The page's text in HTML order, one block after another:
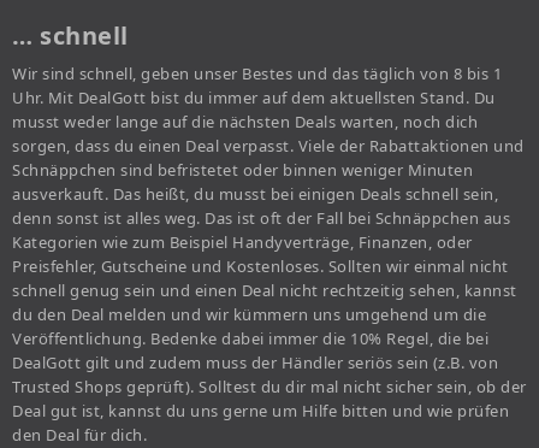
… schnell
Wir sind schnell, geben unser Bestes und das täglich von 8 bis 1
Uhr. Mit DealGott bist du immer auf dem aktuellsten Stand. Du
musst weder lange auf die nächsten Deals warten, noch dich
sorgen, dass du einen Deal verpasst. Viele der Rabattaktionen und
Schnäppchen sind befristetet oder binnen weniger Minuten
ausverkauft. Das heißt, du musst bei einigen Deals schnell sein,
denn sonst ist alles weg. Das ist oft der Fall bei Schnäppchen aus
Kategorien wie zum Beispiel Handyverträge, Finanzen, oder
Preisfehler, Gutscheine und Kostenloses. Sollten wir einmal nicht
schnell genug sein und einen Deal nicht rechtzeitig sehen, kannst
du den Deal melden und wir kümmern uns umgehend um die
Veröffentlichung. Bedenke dabei immer die 10% Regel, die bei
DealGott gilt und zudem muss der Händler seriös sein (z.B. von
Trusted Shops geprüft). Solltest du dir mal nicht sicher sein, ob der
Deal gut ist, kannst du uns gerne um Hilfe bitten und wie prüfen
den Deal für dich.